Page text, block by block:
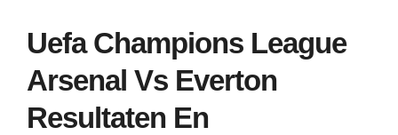
Uefa Champions League
Arsenal Vs Everton
Resultaten En